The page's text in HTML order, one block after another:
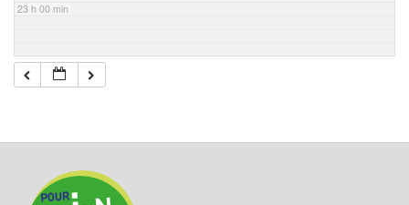
23 h 00 min